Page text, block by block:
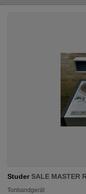
StuderSALE MASTER
Tonbandgerät